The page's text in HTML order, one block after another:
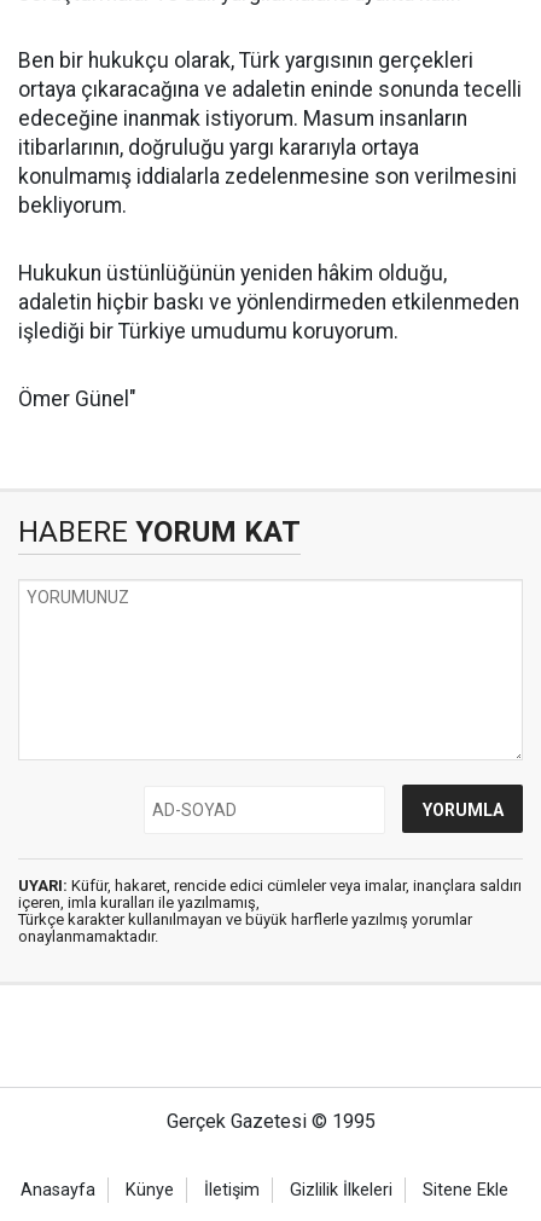
Ben bir hukukçu olarak, Türk yargısının gerçekleri
ortaya çıkaracağına ve adaletin eninde sonunda tecelli
edeceğine inanmak istiyorum. Masum insanların
itibarlarının, doğruluğu yargı kararıyla ortaya
konulmamış iddialarla zedelenmesine son verilmesini
bekliyorum.
Hukukun üstünlüğünün yeniden hâkim olduğu,
adaletin hiçbir baskı ve yönlendirmeden etkilenmeden
işlediği bir Türkiye umudumu koruyorum.
Ömer Günel"
HABERE YORUM KAT
UYARI: Küfür, hakaret, rencide edici cümleler veya imalar, inançlara saldırı
içeren, imla kuralları ile yazılmamış,
Türkçe karakter kullanılmayan ve büyük harflerle yazılmış yorumlar
onaylanmamaktadır.
Gerçek Gazetesi © 1995
Anasayfa Künye İletişim Gizlilik İlkeleri Sitene Ekle